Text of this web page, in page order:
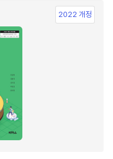
2022 개정